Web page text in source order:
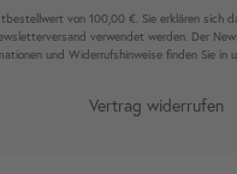
von 100,00 €. Sie erklären sich
ver­wen­det werden. Der
und Wider­rufshin­weise finden Sie in
Vertrag widerrufen